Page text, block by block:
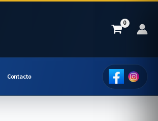
Contacto